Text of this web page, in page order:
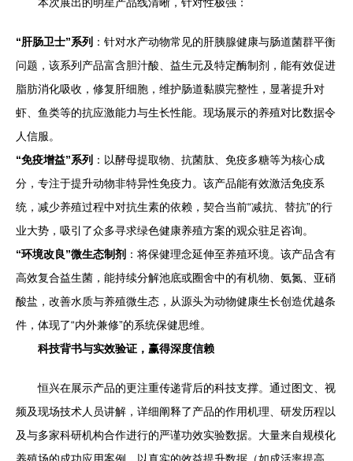
本次展出的明星产品线清晰，针对性极强：
“肝肠卫士”系列 ：针对水产动物常见的肝胰腺健康与肠道菌群平衡
问题，该系列产品富含胆汁酸、益生元及特定酶制剂，能有效促进
脂肪消化吸收，修复肝细胞，维护肠道黏膜完整性，显著提升对
虾、鱼类等的抗应激能力与生长性能。现场展示的养殖对比数据令
人信服。
“免疫增益”系列 ：以酵母提取物、抗菌肽、免疫多糖等为核心成
分，专注于提升动物非特异性免疫力。该产品能有效激活免疫系
统，减少养殖过程中对抗生素的依赖，契合当前“减抗、替抗”的行
业大势，吸引了众多寻求绿色健康养殖方案的观众驻足咨询。
“环境改良”微生态制剂 ：将保健理念延伸至养殖环境。该产品含有
高效复合益生菌，能持续分解池底或圈舍中的有机物、氨氮、亚硝
酸盐，改善水质与养殖微生态，从源头为动物健康生长创造优越条
件，体现了“内外兼修”的系统保健思维。
科技背书与实效验证，赢得深度信赖
恒兴在展示产品的更注重传递背后的科技支撑。通过图文、视
频及现场技术人员讲解，详细阐释了产品的作用机理、研发历程以
及与多家科研机构合作进行的严谨功效实验数据。大量来自规模化